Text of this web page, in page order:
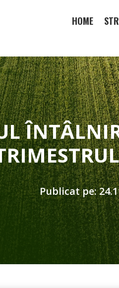
HOME
Publicat pe: